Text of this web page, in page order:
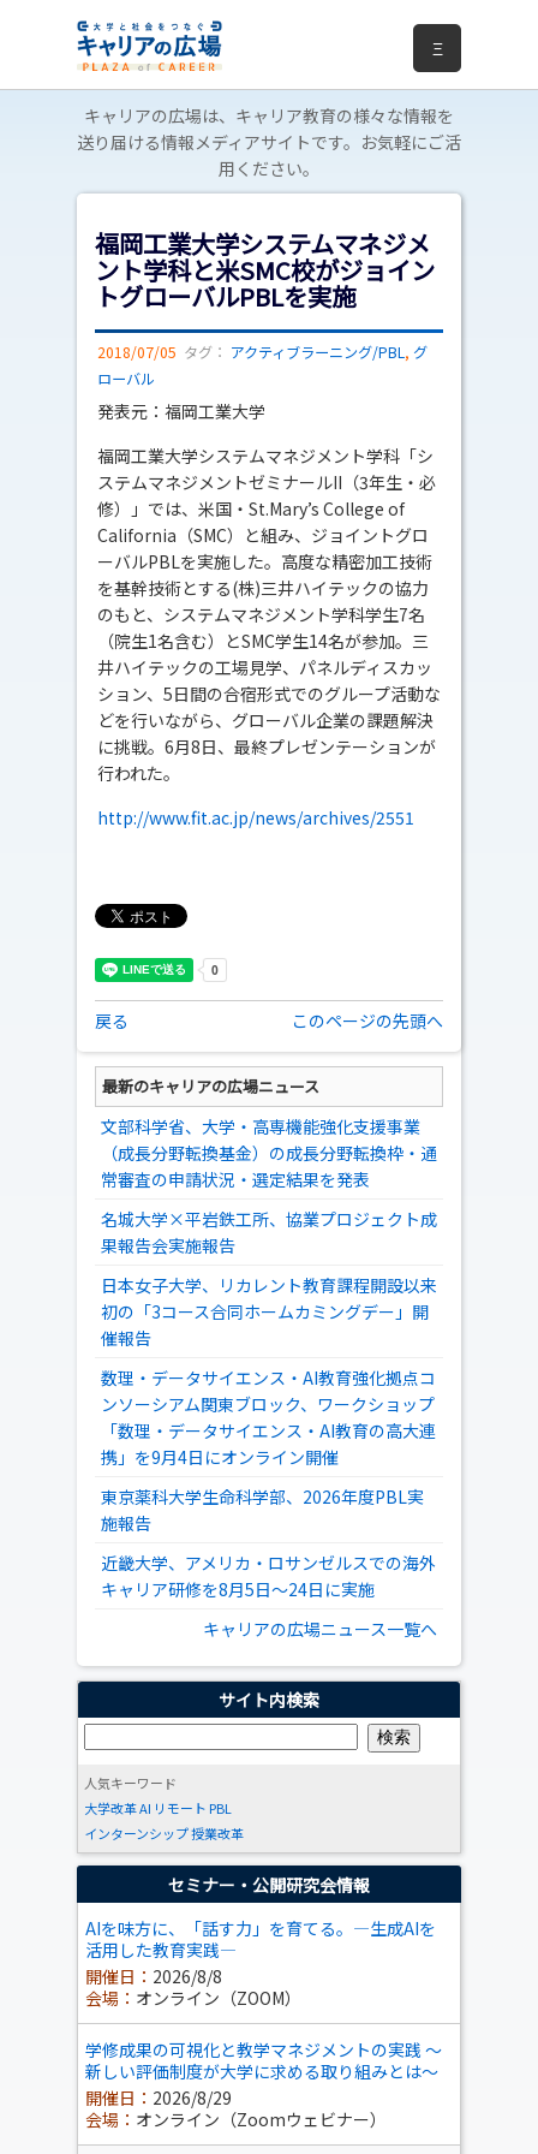
Ξ
キャリアの広場は、キャリア教育の様々な情報を
送り届ける情報メディアサイトです。お気軽にご活
用ください。
福岡工業大学システムマネジメ
ント学科と米SMC校がジョイン
トグローバルPBLを実施
2018/07/05 タグ： アクティブラーニング/PBL, グ
ローバル
発表元：福岡工業大学
福岡工業大学システムマネジメント学科「シ
ステムマネジメントゼミナールII（3年生・必
修）」では、米国・St.Mary’s College of
California（SMC）と組み、ジョイントグロ
ーバルPBLを実施した。高度な精密加工技術
を基幹技術とする(株)三井ハイテックの協力
のもと、システムマネジメント学科学生7名
（院生1名含む）とSMC学生14名が参加。三
井ハイテックの工場見学、パネルディスカッ
ション、5日間の合宿形式でのグループ活動な
どを行いながら、グローバル企業の課題解決
に挑戦。6月8日、最終プレゼンテーションが
行われた。
http://www.fit.ac.jp/news/archives/2551
戻る このページの先頭へ
最新のキャリアの広場ニュース
文部科学省、大学・高専機能強化支援事業
（成長分野転換基金）の成長分野転換枠・通
常審査の申請状況・選定結果を発表
名城大学×平岩鉄工所、協業プロジェクト成
果報告会実施報告
日本女子大学、リカレント教育課程開設以来
初の「3コース合同ホームカミングデー」開
催報告
数理・データサイエンス・AI教育強化拠点コ
ンソーシアム関東ブロック、ワークショップ
「数理・データサイエンス・AI教育の高大連
携」を9月4日にオンライン開催
東京薬科大学生命科学部、2026年度PBL実
施報告
近畿大学、アメリカ・ロサンゼルスでの海外
キャリア研修を8月5日～24日に実施
キャリアの広場ニュース一覧へ
サイト内検索
人気キーワード
大学改革AI リモート PBL
インターンシップ授業改革
セミナー・公開研究会情報
AIを味方に、「話す力」を育てる。―生成AIを
活用した教育実践―
開催日： 2026/8/8
会場： オンライン（ZOOM）
学修成果の可視化と教学マネジメントの実践 ～
新しい評価制度が大学に求める取り組みとは～
開催日： 2026/8/29
会場： オンライン（Zoomウェビナー）